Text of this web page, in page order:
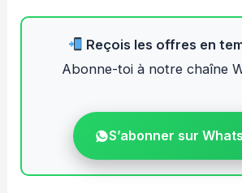
Reçois les offres en
Abonne-toi à notre chaîne
S’abonner sur